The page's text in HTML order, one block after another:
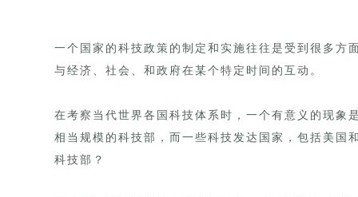
一个国家的科技政策的制定和实施往往是受到很多方
与经济、社会、和政府在某个特定时间的互动。
在考察当代世界各国科技体系时，一个有意义的现象
相当规模的科技部，而一些科技发达国家，包括美国
科技部？